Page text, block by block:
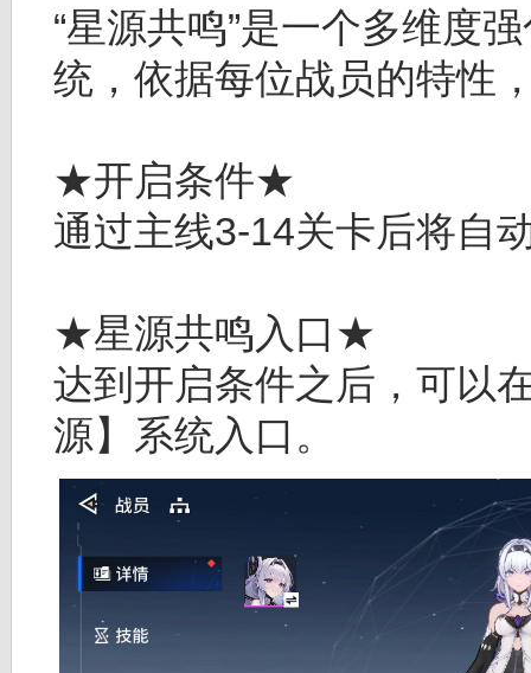
“星源共鸣”是一个多维度
统，依据每位战员的特性
★开启条件★
通过主线3-14关卡后将自
★星源共鸣入口★
达到开启条件之后，可以
源】系统入口。